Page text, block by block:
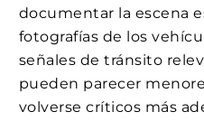
documentar la escena
fotografías de los
señales de tránsito
pueden parecer
volverse críticos más